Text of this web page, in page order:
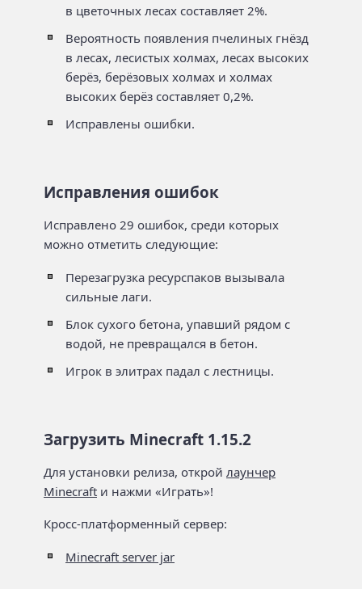
в цветочных лесах составляет 2%.
Вероятность появления пчелиных гнёзд
в лесах, лесистых холмах, лесах высоких
берёз, берёзовых холмах и холмах
высоких берёз составляет 0,2%.
Исправлены ошибки.
Исправления ошибок
Исправлено 29 ошибок, среди которых
можно отметить следующие:
Перезагрузка ресурспаков вызывала
сильные лаги.
Блок сухого бетона, упавший рядом с
водой, не превращался в бетон.
Игрок в элитрах падал с лестницы.
Загрузить Minecraft 1.15.2
Для установки релиза, открой лаунчер
Minecraft и нажми «Играть»!
Кросс-платформенный сервер:
Minecraft server jar